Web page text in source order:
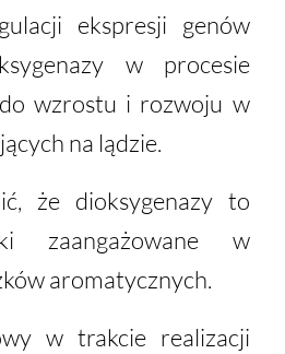
ekspresji genów
w procesie
wzrostu i rozwoju w
na lądzie.
że dioksygenazy to
zaangażowane w
aromatycznych.
w trakcie realizacji